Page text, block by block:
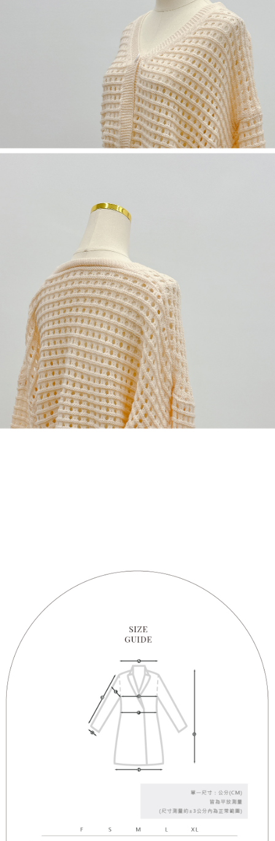
恩沛科技股份有限公司將有權停止該用戶之使用額度並採取法律行動。